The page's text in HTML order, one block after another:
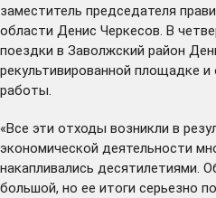
заместитель председателя
области Денис Черкесов. В
поездки в Заволжский район
рекультивированной площадке
работы.
«Все эти отходы возникли в
экономической деятельности
накапливались десятилетиями.
большой, но ее итоги серьезно